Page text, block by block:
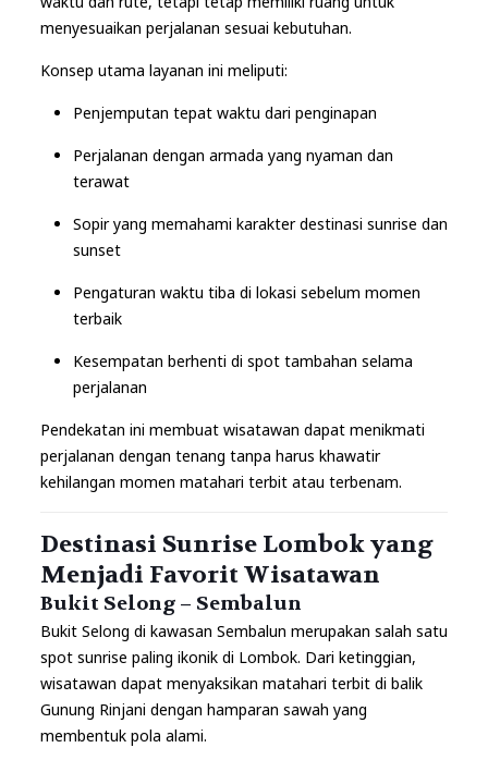
menyesuaikan perjalanan sesuai kebutuhan.
Konsep utama layanan ini meliputi:
Penjemputan tepat waktu dari penginapan
Perjalanan dengan armada yang nyaman dan
terawat
Sopir yang memahami karakter destinasi sunrise dan
sunset
Pengaturan waktu tiba di lokasi sebelum momen
terbaik
Kesempatan berhenti di spot tambahan selama
perjalanan
Pendekatan ini membuat wisatawan dapat menikmati
perjalanan dengan tenang tanpa harus khawatir
kehilangan momen matahari terbit atau terbenam.
Destinasi Sunrise Lombok yang
Menjadi Favorit Wisatawan
Bukit Selong – Sembalun
Bukit Selong di kawasan Sembalun merupakan salah satu
spot sunrise paling ikonik di Lombok. Dari ketinggian,
wisatawan dapat menyaksikan matahari terbit di balik
Gunung Rinjani dengan hamparan sawah yang
membentuk pola alami.